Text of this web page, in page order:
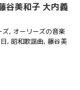
谷美和子 大内義
ズ, オーリーズの音楽
, 昭和歌謡曲, 藤谷美